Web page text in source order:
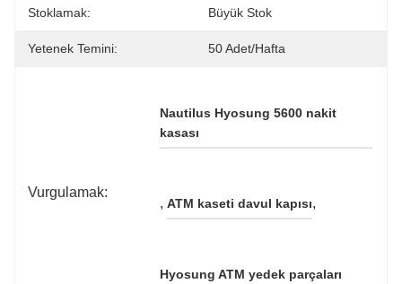
Stoklamak: Büyük Stok
Yetenek Temini: 50 Adet/hafta
Vurgulamak:
Nautilus Hyosung 5600 nakit
kasası
, ATM kaseti davul kapısı,
Hyosung ATM yedek parçaları